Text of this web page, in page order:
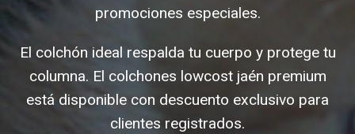
promociones especiales.
El colchón ideal respalda tu cuerpo y protege tu
columna. El colchones lowcost jaén premium
está disponible con descuento exclusivo para
clientes registrados.